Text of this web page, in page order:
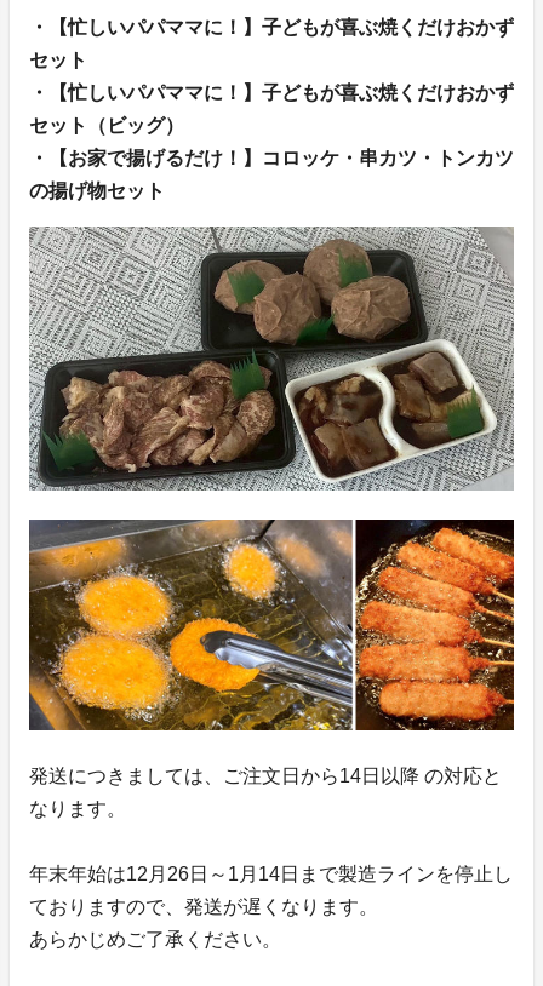
・【忙しいパパママに！】子どもが喜ぶ焼くだけおかず
セット
・【忙しいパパママに！】子どもが喜ぶ焼くだけおかず
セット（ビッグ）
・【お家で揚げるだけ！】コロッケ・串カツ・トンカツ
の揚げ物セット
発送につきましては、ご注文日から14日以降 の対応と
なります。
年末年始は12月26日～1月14日まで製造ラインを停止し
ておりますので、発送が遅くなります。
あらかじめご了承ください。